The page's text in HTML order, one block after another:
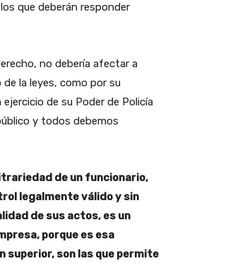
que deberán responder
no debería afectar a
la leyes, como por su
de su Poder de Policía
y todos debemos
de un funcionario,
legalmente válido y sin
de sus actos, es un
porque es esa
son las que permite